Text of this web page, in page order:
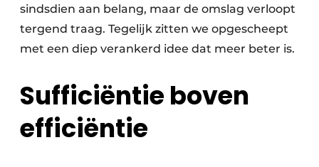
sindsdien aan belang, maar de omslag verloopt
tergend traag. Tegelijk zitten we opgescheept
met een diep verankerd idee dat meer beter is.
Sufficiëntie boven
efficiëntie